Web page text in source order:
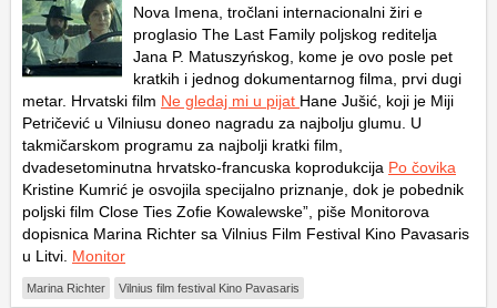
Nova Imena, tročlani internacionalni žiri e
proglasio The Last Family poljskog reditelja
Jana P. Matuszyńskog, kome je ovo posle pet
kratkih i jednog dokumentarnog filma, prvi dugi
metar. Hrvatski film Ne gledaj mi u pijat Hane Jušić, koji je Miji
Petričević u Vilniusu doneo nagradu za najbolju glumu. U
takmičarskom programu za najbolji kratki film,
dvadesetominutna hrvatsko-francuska koprodukcija Po čovika
Kristine Kumrić je osvojila specijalno priznanje, dok je pobednik
poljski film Close Ties Zofie Kowalewske”, piše Monitorova
dopisnica Marina Richter sa Vilnius Film Festival Kino Pavasaris
u Litvi. Monitor
Marina Richter Vilnius film festival Kino Pavasaris